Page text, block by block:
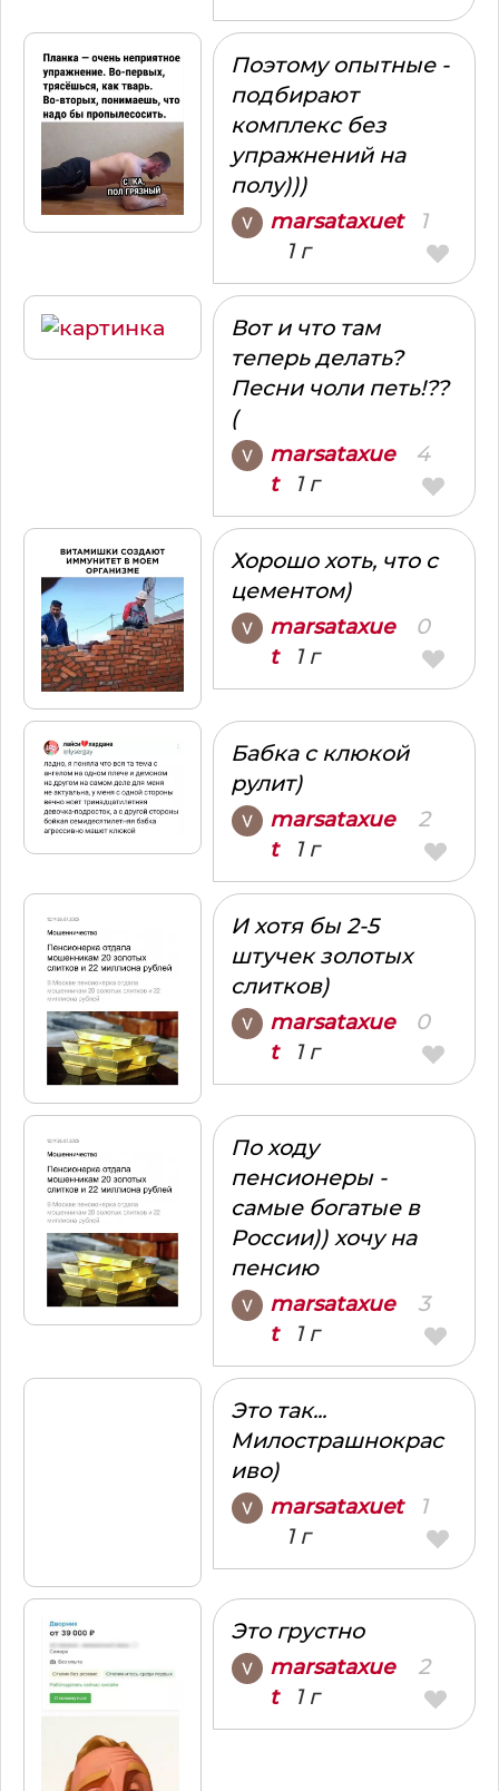
Поэтому опытные -
подбирают
комплекс без
упражнений на
полу)))
marsataxuet
1 г
1
Вот и что там
теперь делать?
Песни чоли петь!??
(
marsataxue
t1 г
4
Хорошо хоть, что с
цементом)
marsataxue
t1 г
0
Бабка с клюкой
рулит)
marsataxue
t1 г
2
И хотя бы 2-5
штучек золотых
слитков)
marsataxue
t1 г
0
По ходу
пенсионеры -
самые богатые в
России)) хочу на
пенсию
marsataxue
t1 г
3
Это так...
Милострашнокрас
иво)
marsataxuet
1 г
1
Это грустно
marsataxue
t1 г
2